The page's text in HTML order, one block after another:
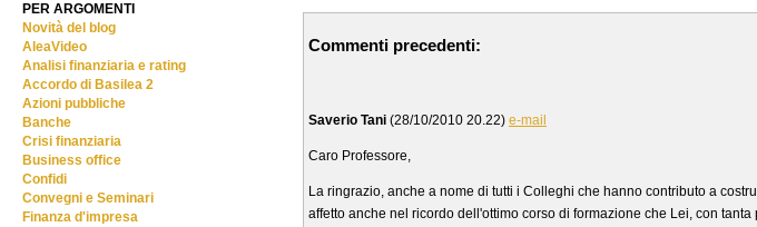
Commenti precedenti:
Saverio Tani (28/10/2010 20.22) e-mail
Caro Professore,
La ringrazio, anche a nome di tutti i Colleghi che hanno contributo a
affetto anche nel ricordo dell'ottimo corso di formazione che Lei, con
PER ARGOMENTI
Novità del blog
AleaVideo
Analisi finanziaria e rating
Accordo di Basilea 2
Azioni pubbliche
Banche
Crisi finanziaria
Business office
Confidi
Convegni e Seminari
Finanza d'impresa